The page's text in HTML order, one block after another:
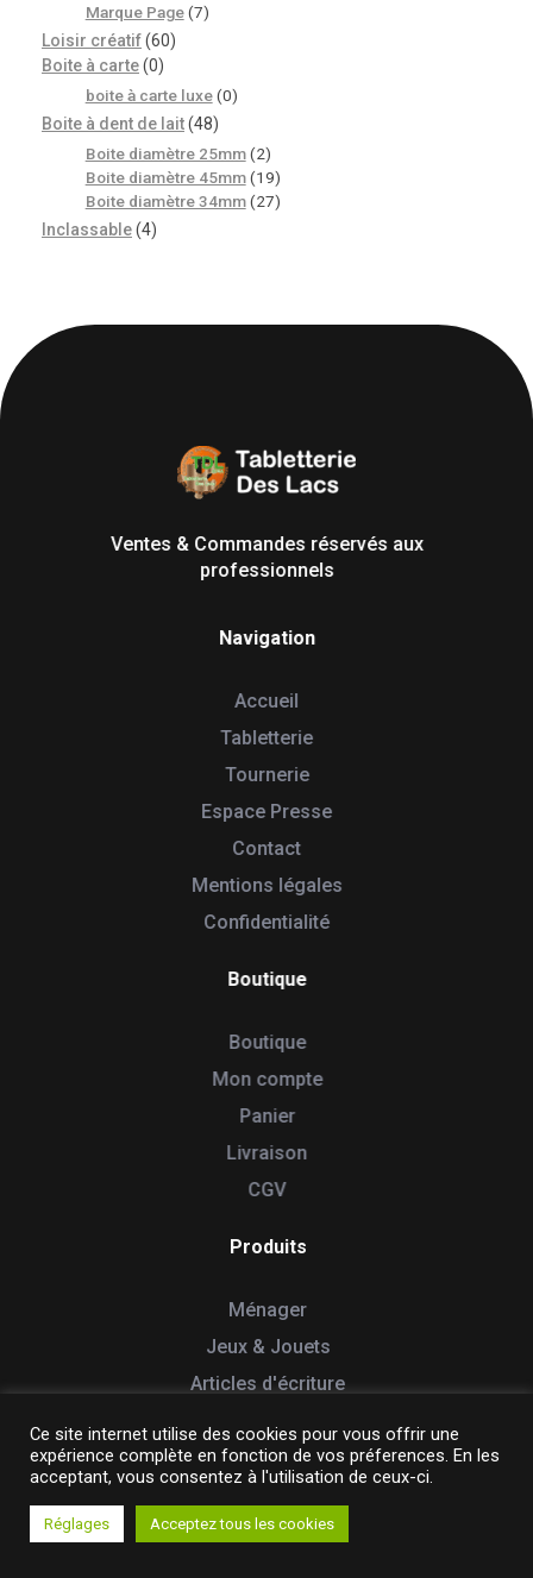
Marque Page (7)
Loisir créatif(60)
Boite à carte(0)
boite à carte luxe (0)
Boite à dent de lait(48)
Boite diamètre 25mm (2)
Boite diamètre 45mm (19)
Boite diamètre 34mm (27)
Inclassable(4)
Ventes & Commandes réservés aux
professionnels
Navigation
Accueil
Tabletterie
Tournerie
Espace Presse
Contact
Mentions légales
Confidentialité
Boutique
Boutique
Mon compte
Panier
Livraison
CGV
Produits
Ménager
Jeux & Jouets
Articles d'écriture
Loisir créatif
Boite à dent de lait
Ce site internet utilise des cookies pour vous offrir une
expérience complète en fonction de vos préferences. En les
acceptant, vous consentez à l'utilisation de ceux-ci.
Réglages Acceptez tous les cookies